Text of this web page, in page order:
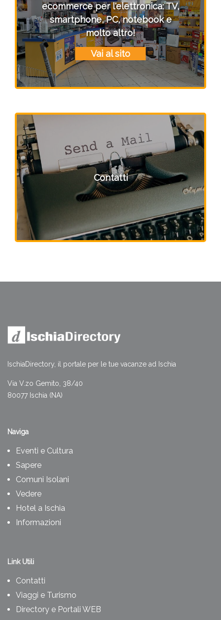
ecommerce per l'elettronica: TV,
smartphone, PC, notebook e
molto altro!
Vai al sito
Contatti
IschiaDirectory, il portale per le tue vacanze ad Ischia
Via V.zo Gemito, 38/40
80077 Ischia (NA)
Naviga
Eventi e Cultura
Sapere
Comuni Isolani
Vedere
Hotel a Ischia
Informazioni
Link Utili
Contatti
Viaggi e Turismo
Directory e Portali WEB